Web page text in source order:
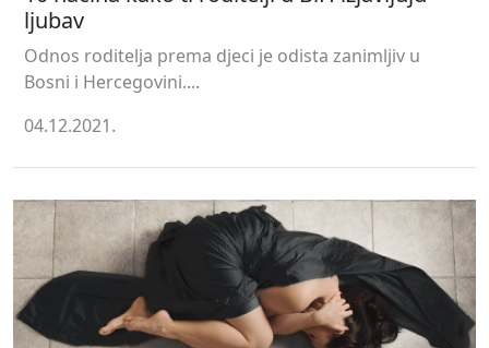
ljubav
Odnos roditelja prema djeci je odista zanimljiv u
Bosni i Hercegovini....
04.12.2021.